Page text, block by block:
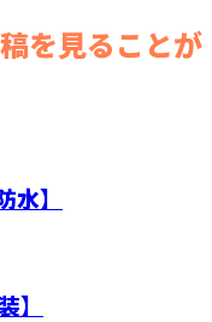
を見ることが
】